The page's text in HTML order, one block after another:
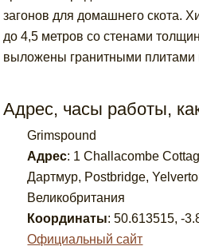
загонов для домашнего скота.
до 4,5 метров со стенами
выложены гранитными
Адрес, часы работы,
Grimspound
Адрес: 1 Challacombe
Дартмур, Postbridge,
Великобритания
Координаты: 50.613515,-
Официальный сайт